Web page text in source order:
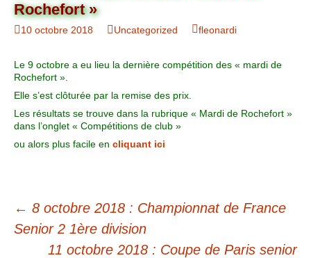
Rochefort »
10 octobre 2018 Uncategorized fleonardi
Le 9 octobre a eu lieu la dernière compétition des « mardi de
Rochefort ».
Elle s’est clôturée par la remise des prix.
Les résultats se trouve dans la rubrique « Mardi de Rochefort »
dans l’onglet « Compétitions de club »
ou alors plus facile en cliquant ici
← 8 octobre 2018 : Championnat de France
Senior 2 1ère division
11 octobre 2018 : Coupe de Paris senior